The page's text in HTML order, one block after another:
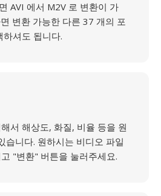
AVI 에서 M2V 로 변환이 가
변환 가능한 다른 37 개의 포
셔도 됩니다.
서 해상도, 화질, 비율 등을 원
습니다. 원하시는 비디오 파일
"변환" 버튼을 눌러주세요.